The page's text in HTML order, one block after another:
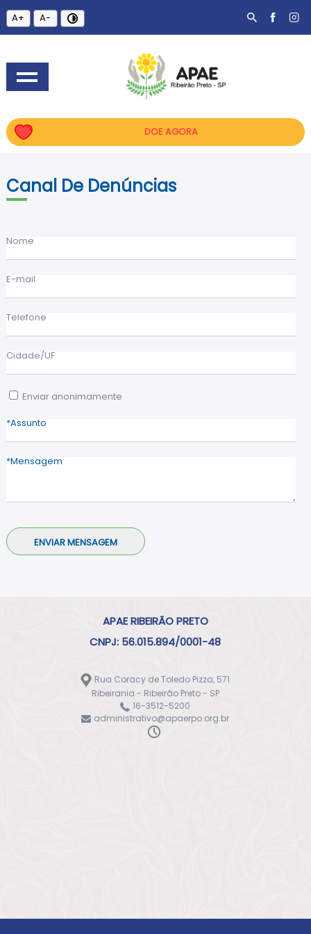
A+ A-
DOE AGORA
Canal De Denúncias
Nome
E-mail
Telefone
Cidade/UF
Enviar anonimamente
Assunto
Mensagem
APAE RIBEIRÃO PRETO
CNPJ: 56.015.894/0001-48
Rua Coracy de Toledo Pizza, 571
Ribeirania - Ribeirão Preto - SP
16-3512-5200
administrativo@apaerpo.org.br